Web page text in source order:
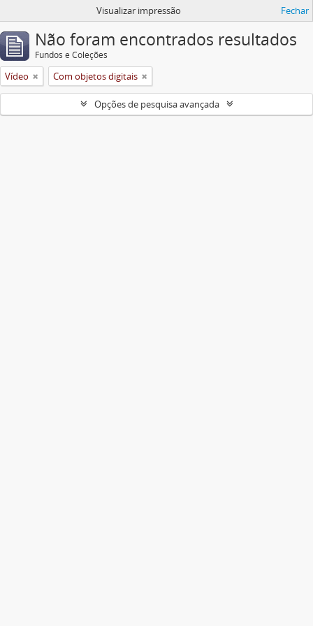
Visualizar impressão Fechar
Não foram encontrados resultados
Fundos e Coleções
Vídeo Com objetos digitais
Opções de pesquisa avançada